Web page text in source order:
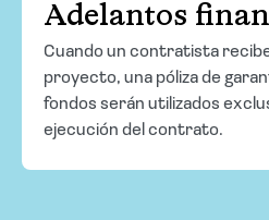
Adelantos
Cuando un contratista
proyecto, una póliza de
fondos serán utilizados
ejecución del contrato.